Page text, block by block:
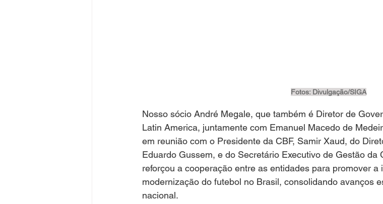
Fotos: Divulgação/SIGA
Nosso sócio André Megale, que também é Diretor de
Latin America, juntamente com Emanuel Macedo de
em reunião com o Presidente da CBF, Samir Xaud, do
Eduardo Gussem, e do Secretário Executivo de Gestão da
reforçou a cooperação entre as entidades para promover
modernização do futebol no Brasil, consolidando avanços
nacional.